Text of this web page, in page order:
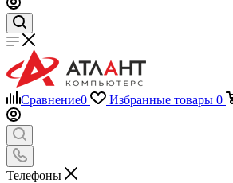
Сравнение0 Избранные товары 0
Телефоны